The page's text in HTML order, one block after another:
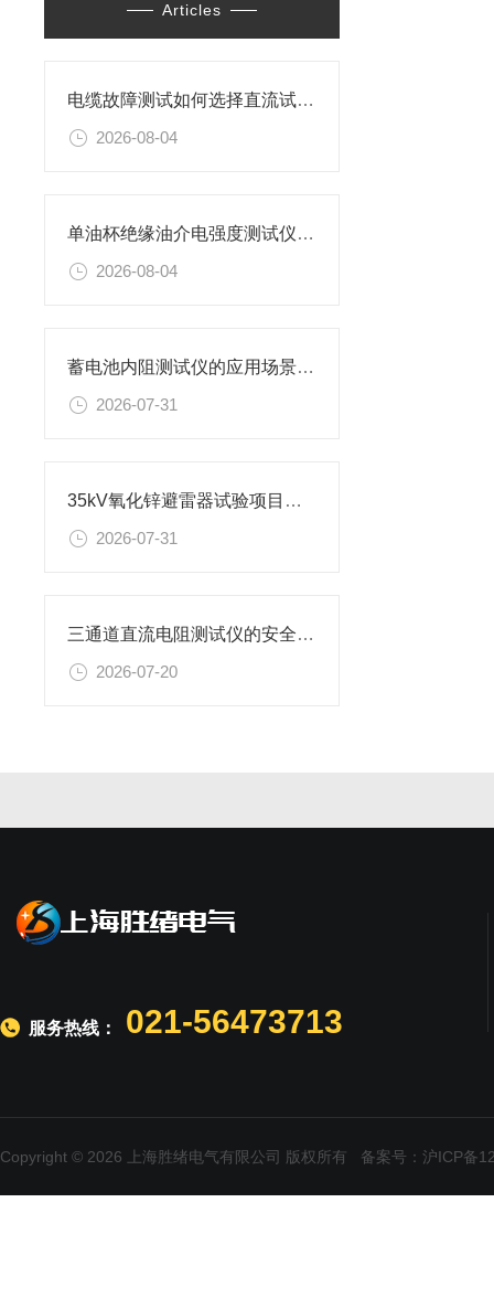
Articles
电缆故障测试如何选择直流试验还是交流试验？
2026-08-04
单油杯绝缘油介电强度测试仪特性及操作步骤
2026-08-04
蓄电池内阻测试仪的应用场景有哪些
2026-07-31
35kV氧化锌避雷器试验项目及设备
2026-07-31
三通道直流电阻测试仪的安全使用准则
2026-07-20
服务热线： 021-56473713
Copyright © 2026 上海胜绪电气有限公司 版权所有 备案号：沪ICP备